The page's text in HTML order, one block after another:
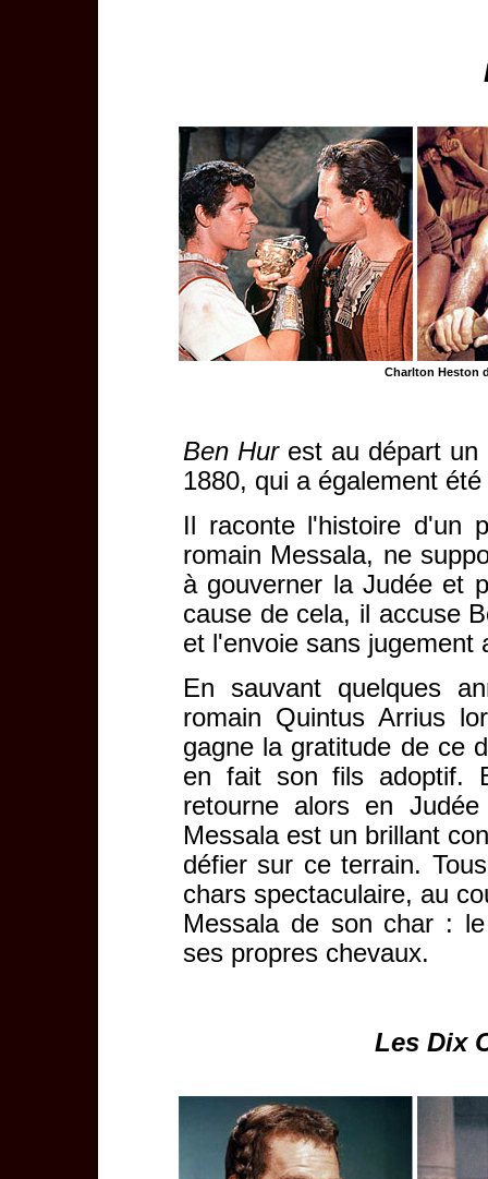
Charlton Heston
Ben Hurest au départ un
1880, qui a également
Il raconte l'histoire d'un
romain Messala, ne
à gouverner la Judée et
cause de cela, il accuse
et l'envoie sans jugement
En sauvant quelques
romain Quintus Arrius
gagne la gratitude de ce
en fait son fils adoptif.
retourne alors en
Messala est un brillant
défier sur ce terrain.
chars spectaculaire, au
Messala de son char :
ses propres chevaux.
Les Dix